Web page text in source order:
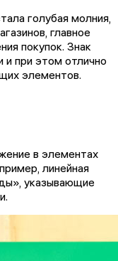
голубая молния,
главное
покупок. Знак
при этом отлично
элементов.
в элементах
линейная
указывающие